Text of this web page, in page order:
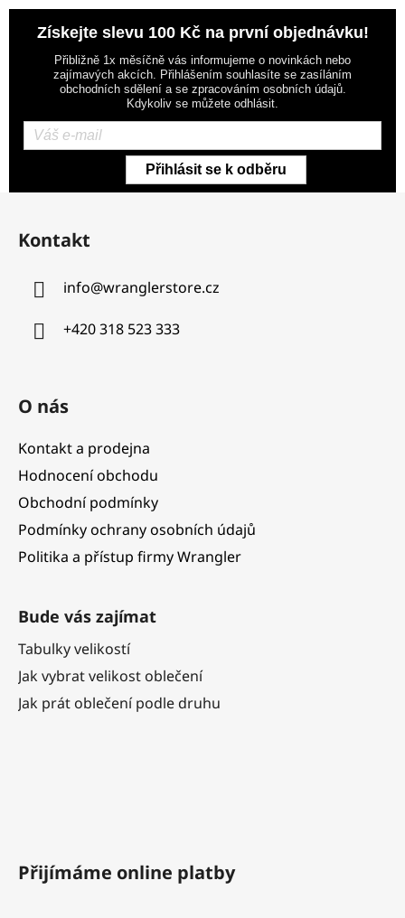
Získejte slevu 100 Kč na první objednávku!
Přibližně 1x měsíčně vás informujeme o novinkách nebo
zajímavých akcích. Přihlášením souhlasíte se zasíláním
obchodních sdělení a se zpracováním osobních údajů.
Kdykoliv se můžete odhlásit.
Přihlásit se k odběru
Z
Kontakt
info@wranglerstore.cz
+420 318 523 333
O nás
Kontakt a prodejna
Hodnocení obchodu
Obchodní podmínky
Podmínky ochrany osobních údajů
Politika a přístup firmy Wrangler
Bude vás zajímat
Tabulky velikostí
Jak vybrat velikost oblečení
Jak prát oblečení podle druhu
Přijímáme online platby